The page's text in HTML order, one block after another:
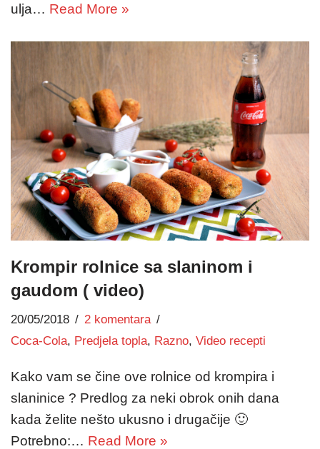
ulja… Read More »
Krompir rolnice sa slaninom i
gaudom ( video)
20/05/2018
2 komentara
Coca-Cola, Predjela topla, Razno, Video recepti
Kako vam se čine ove rolnice od krompira i
slaninice ? Predlog za neki obrok onih dana
kada želite nešto ukusno i drugačije 🙂
Potrebno:… Read More »